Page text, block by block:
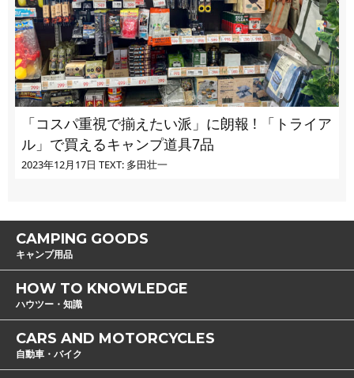
「コスパ重視で揃えたい派」に朗報 ! 「トライア
ル」で買えるキャンプ道具7品
2023年12月17日 TEXT: 多田壮一
CAMPING GOODS
キャンプ用品
HOW TO KNOWLEDGE
ハウツー・知識
CARS AND MOTORCYCLES
自動車・バイク